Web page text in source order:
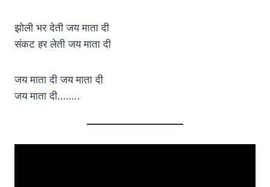
झोली भर देती जय माता दी
संकट हर लेती जय माता दी
जय माता दी जय माता दी
जय माता दी……..